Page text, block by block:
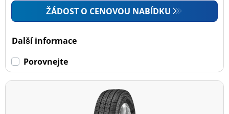
ŽÁDOST O CENOVOU NABÍDKU
Další informace
Porovnejte